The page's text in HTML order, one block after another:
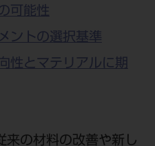
可能性
ントの選択基準
性とマテリアルに期
来の材料の改善や新し
）